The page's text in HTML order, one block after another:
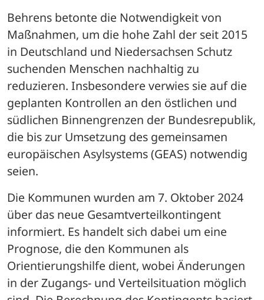
Behrens betonte die Notwendigkeit von
Maßnahmen, um die hohe Zahl der seit 2015
in Deutschland und Niedersachsen Schutz
suchenden Menschen nachhaltig zu
reduzieren. Insbesondere verwies sie auf die
geplanten Kontrollen an den östlichen und
südlichen Binnengrenzen der Bundesrepublik,
die bis zur Umsetzung des gemeinsamen
europäischen Asylsystems (GEAS) notwendig
seien.
Die Kommunen wurden am 7. Oktober 2024
über das neue Gesamtverteilkontingent
informiert. Es handelt sich dabei um eine
Prognose, die den Kommunen als
Orientierungshilfe dient, wobei Änderungen
in der Zugangs- und Verteilsituation möglich